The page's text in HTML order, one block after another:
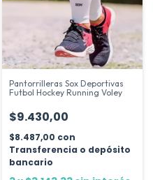
Pantorrilleras Sox Deportivas
Futbol Hockey Running Voley
$9.430,00
$8.487,00 con
Transferencia o depósito
bancario